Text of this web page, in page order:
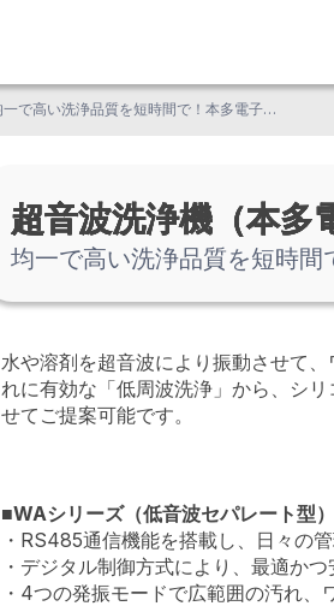
均一で高い洗浄品質を短時間で！本多電子の主力超音波洗浄機シリーズ
超音波洗浄機（本多
均一で高い洗浄品質を短時
水や溶剤を超音波により振動させて
れに有効な「低周波洗浄」から、シ
せてご提案可能です。
■WAシリーズ（低音波セパレート型）
・RS485通信機能を搭載し、日々の
・デジタル制御方式により、最適か
・4つの発振モードで広範囲の汚れ、